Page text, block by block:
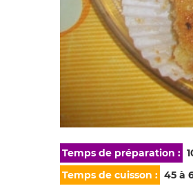
Temps de préparation :
Temps de cuisson : 45 à